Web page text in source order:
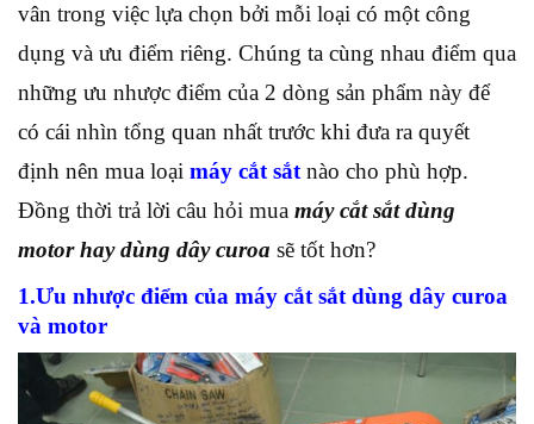
vân trong việc lựa chọn bởi mỗi loại có một công
dụng và ưu điểm riêng. Chúng ta cùng nhau điểm qua
những ưu nhược điểm của 2 dòng sản phẩm này để
có cái nhìn tổng quan nhất trước khi đưa ra quyết
định nên mua loại máy cắt sắt nào cho phù hợp.
Đồng thời trả lời câu hỏi mua máy cắt sắt dùng
motor hay dùng dây curoa sẽ tốt hơn?
1.Ưu nhược điểm của máy cắt sắt dùng dây curoa
và motor